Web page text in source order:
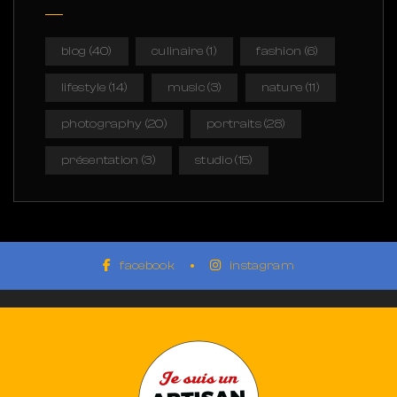
blog (40) culinaire (1) fashion (6)
lifestyle (14) music(3) nature (11)
photography (20) portraits(28)
présentation (3) studio(15)
facebook instagram